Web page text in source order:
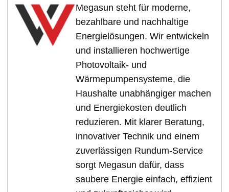
Megasun steht für moderne,
bezahlbare und nachhaltige
Energielösungen. Wir entwickeln
und installieren hochwertige
Photovoltaik- und
Wärmepumpensysteme, die
Haushalte unabhängiger machen
und Energiekosten deutlich
reduzieren. Mit klarer Beratung,
innovativer Technik und einem
zuverlässigen Rundum-Service
sorgt Megasun dafür, dass
saubere Energie einfach, effizient